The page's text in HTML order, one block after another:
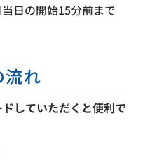
日の開始15分前まで
流れ
していただくと便利で